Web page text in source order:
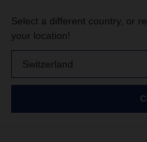
Select a different country, or
your location!
Switzerland